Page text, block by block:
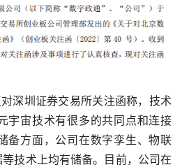
深圳证券交易所关注函称，技术
宇宙技术有很多的共同点和连接
备方面，公司在数字孪生、物联
技术上均有储备。目前，公司在